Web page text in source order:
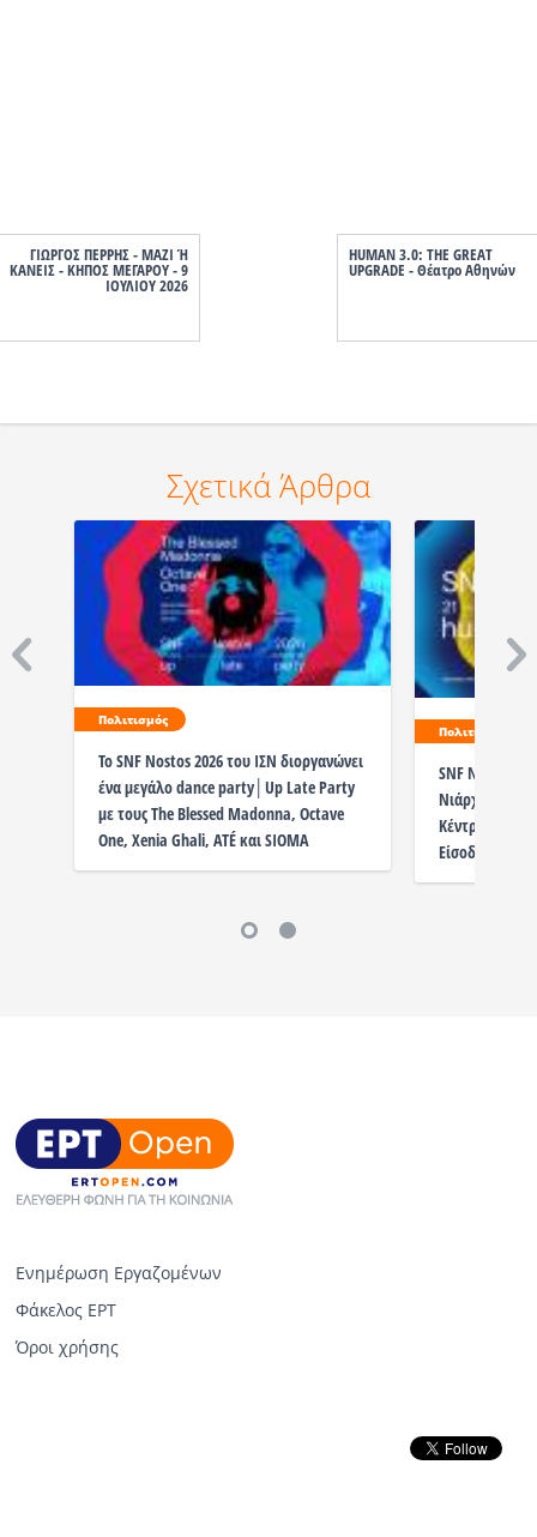
ΓΙΩΡΓΟΣ ΠΕΡΡΗΣ - ΜΑΖΙ Ή
ΚΑΝΕΙΣ - ΚΗΠΟΣ ΜΕΓΑΡΟΥ - 9
ΙΟΥΛΙΟΥ 2026
HUMAN 3.0: THE GREAT
UPGRADE - Θέατρο Αθηνών
Σχετικά Άρθρα
Πολιτισμός
Το SNF Nostos 2026 τoυ ΙΣΝ διοργανώνει
ένα μεγάλο dance party│Up Late Party
με τους Τhe Blessed Madonna, Octave
One, Xenia Ghali, ATÉ και SIOMA
Πολιτισμός
SNF Nostos
Νιάρχος (ΙΣΝ)
Κέντρο
Είσοδος
Ενημέρωση Εργαζομένων
Φάκελος ΕΡΤ
Όροι χρήσης